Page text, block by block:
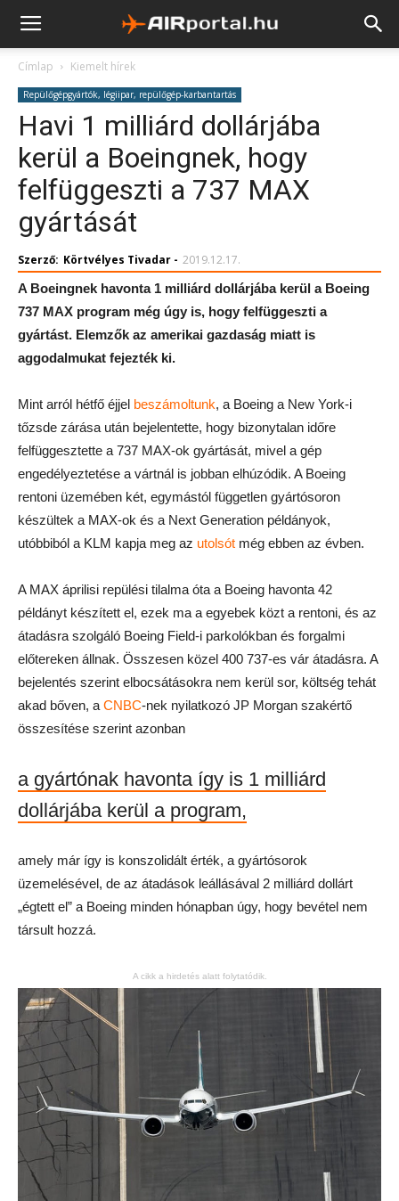
Címlap Kiemelt hírek
Repülőgépgyártók, légiipar, repülőgép-karbantartás
Havi 1 milliárd dollárjába
kerül a Boeingnek, hogy
felfüggeszti a 737 MAX
gyártását
Szerző: Körtvélyes Tivadar - 2019.12.17.
A Boeingnek havonta 1 milliárd dollárjába kerül a Boeing
737 MAX program még úgy is, hogy felfüggeszti a
gyártást. Elemzők az amerikai gazdaság miatt is
aggodalmukat fejezték ki.
Mint arról hétfő éjjel beszámoltunk, a Boeing a New York-i
tőzsde zárása után bejelentette, hogy bizonytalan időre
felfüggesztette a 737 MAX-ok gyártását, mivel a gép
engedélyeztetése a vártnál is jobban elhúzódik. A Boeing
rentoni üzemében két, egymástól független gyártósoron
készültek a MAX-ok és a Next Generation példányok,
utóbbiból a KLM kapja meg az utolsót még ebben az évben.
A MAX áprilisi repülési tilalma óta a Boeing havonta 42
példányt készített el, ezek ma a egyebek közt a rentoni, és az
átadásra szolgáló Boeing Field-i parkolókban és forgalmi
előtereken állnak. Összesen közel 400 737-es vár átadásra. A
bejelentés szerint elbocsátásokra nem kerül sor, költség tehát
akad bőven, a CNBC-nek nyilatkozó JP Morgan szakértő
összesítése szerint azonban
a gyártónak havonta így is 1 milliárd
dollárjába kerül a program,
amely már így is konszolidált érték, a gyártósorok
üzemelésével, de az átadások leállásával 2 milliárd dollárt
„égtett el” a Boeing minden hónapban úgy, hogy bevétel nem
társult hozzá.
A cikk a hirdetés alatt folytatódik.